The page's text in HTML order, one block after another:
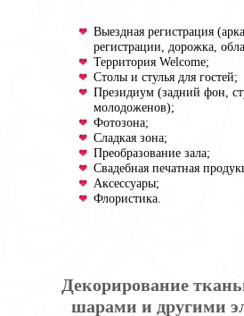
Выездная регистрация
регистрации, дорожка,
Территория Welcome;
Столы и стулья для гостей;
Президиум (задний фон,
молодоженов);
Фотозона;
Сладкая зона;
Преобразование зала;
Свадебная печатная
Аксессуары;
Флористика.
Декорирование
шарами и другими